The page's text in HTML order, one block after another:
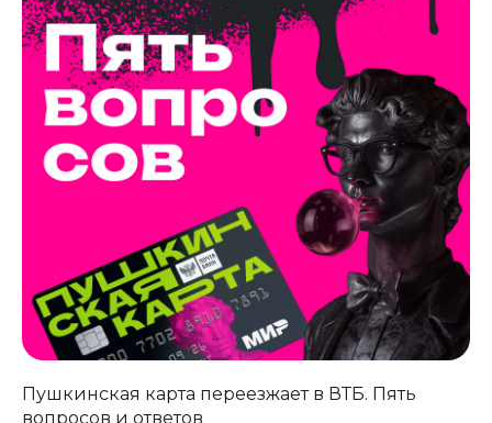
️Пушкинская карта переезжает в ВТБ. Пять
вопросов и ответов